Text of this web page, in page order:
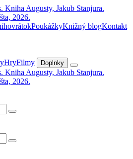
PoukážkyKnižný blogKontakt
HryFilmy Doplnky